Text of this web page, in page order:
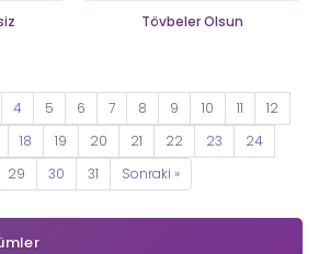
Tövbeler Olsun
4 5 6 7 8 9 10 11
12
18 19 20 21 22 23
24
29 30 31 Sonraki »